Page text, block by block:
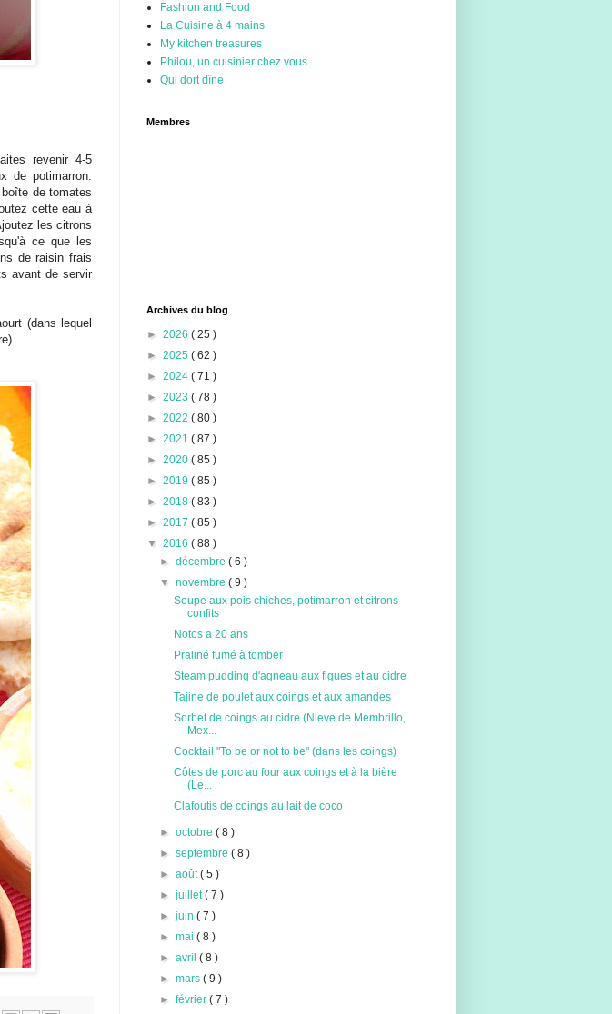
revenir 4-5
de potimarron.
de tomates
cette eau à
les citrons
ce que les
de raisin frais
avant de servir
(dans lequel
Fashion and Food
La Cuisine à 4 mains
My kitchen treasures
Philou, un cuisinier chez vous
Qui dort dîne
Membres
Archives du blog
► 2026 ( 25 )
► 2025 ( 62 )
► 2024 ( 71 )
► 2023 ( 78 )
► 2022 ( 80 )
► 2021 ( 87 )
► 2020 ( 85 )
► 2019 ( 85 )
► 2018 ( 83 )
► 2017 ( 85 )
▼ 2016 ( 88 )
►décembre( 6 )
▼novembre( 9 )
Soupe aux pois chiches, potimarron et citrons
confits
Notos a 20 ans
Praliné fumé à tomber
Steam pudding d'agneau aux figues et au cidre
Tajine de poulet aux coings et aux amandes
Sorbet de coings au cidre (Nieve de Membrillo,
Mex...
Cocktail "To be or not to be" (dans les coings)
Côtes de porc au four aux coings et à la bière
(Le...
Clafoutis de coings au lait de coco
►octobre( 8 )
►septembre( 8 )
►août( 5 )
►juillet( 7 )
►juin( 7 )
►mai( 8 )
►avril( 8 )
►mars( 9 )
►février( 7 )